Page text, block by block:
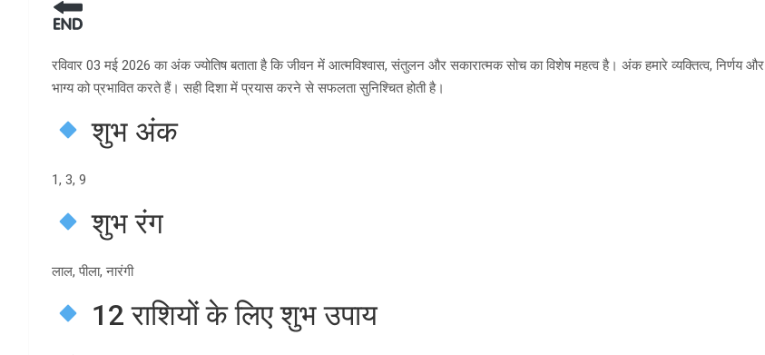
रविवार 03 मई 2026 का अंक ज्योतिष बताता है कि जीवन में आत्मविश्वास, संतुलन और सकारात्मक सोच का विशेष महत्व है। अंक हमारे व्यक्तित्व, निर्णय और
भाग्य को प्रभावित करते हैं। सही दिशा में प्रयास करने से सफलता सुनिश्चित होती है।
शुभ अंक
1, 3, 9
शुभ रंग
लाल, पीला, नारंगी
12 राशियों के लिए शुभ उपाय